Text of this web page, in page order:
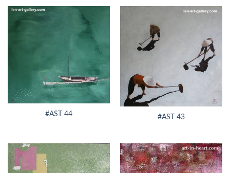
#AST 44 #AST 43